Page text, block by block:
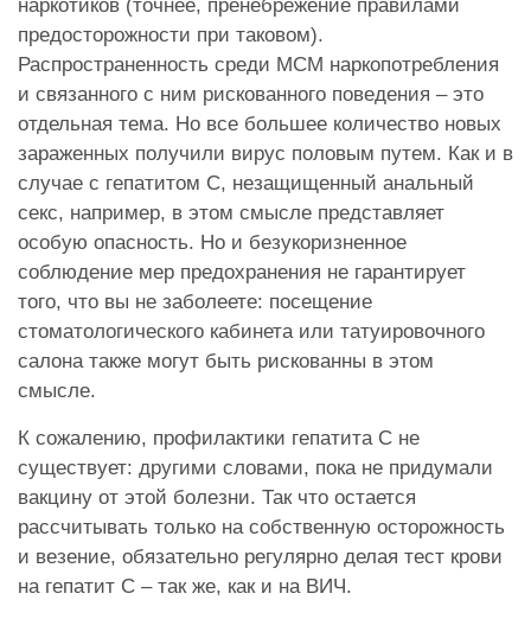
наркотиков (точнее, пренебрежение правилами
предосторожности при таковом).
Распространенность среди МСМ наркопотребления
и связанного с ним рискованного поведения – это
отдельная тема. Но все большее количество новых
зараженных получили вирус половым путем. Как и в
случае с гепатитом С, незащищенный анальный
секс, например, в этом смысле представляет
особую опасность. Но и безукоризненное
соблюдение мер предохранения не гарантирует
того, что вы не заболеете: посещение
стоматологического кабинета или татуировочного
салона также могут быть рискованны в этом
смысле.
К сожалению, профилактики гепатита С не
существует: другими словами, пока не придумали
вакцину от этой болезни. Так что остается
рассчитывать только на собственную осторожность
и везение, обязательно регулярно делая тест крови
на гепатит С – так же, как и на ВИЧ.